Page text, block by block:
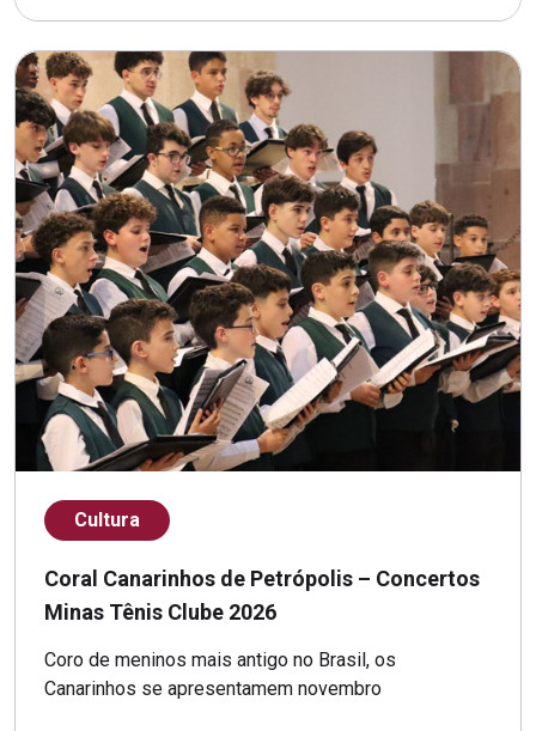
Cultura
Coral Canarinhos de Petrópolis – Concertos
Minas Tênis Clube 2026
Coro de meninos mais antigo no Brasil, os
Canarinhos se apresentamem novembro